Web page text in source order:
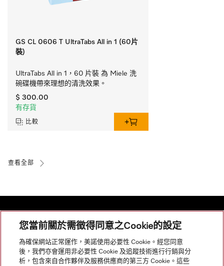
GS CL 0606 T UltraTabs All in 1 (60片
裝)
UltraTabs All in 1，60 片裝 為 Miele 洗
碗碟機帶來理想的清洗效果。
$ 300.00
有存貨
比較
查看全部
網站導航
您當前關於需徵得同意之Cookie的設定
為確保網站正常運作，美諾使用必要性 Cookie。經您同意
後，我們亦會運用非必要性 Cookie 及追蹤技術進行行銷與分
析，包含來自合作夥伴及服務供應商的第三方 Cookie。這些